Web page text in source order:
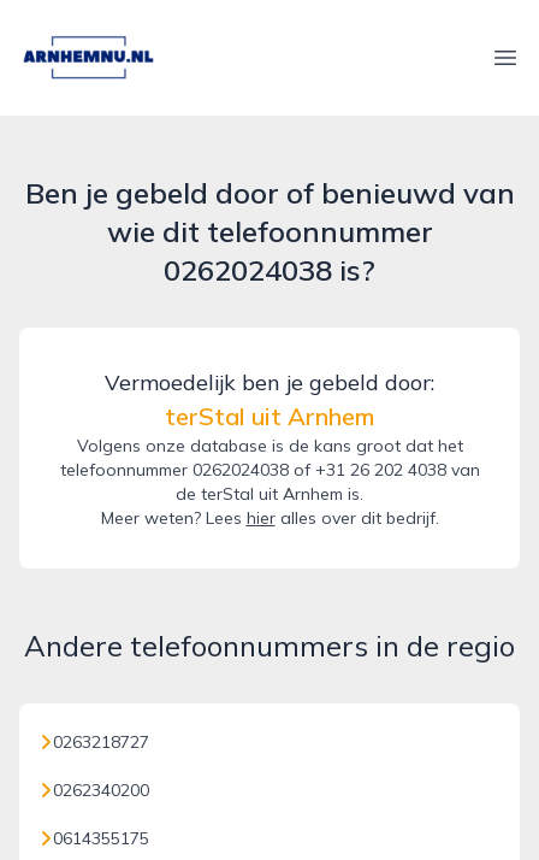
arnhemnu.nl
Ben je gebeld door of benieuwd van
wie dit telefoonnummer
0262024038 is?
Vermoedelijk ben je gebeld door:
terStal uit Arnhem
Volgens onze database is de kans groot dat het
telefoonnummer 0262024038 of +31 26 202 4038 van
de terStal uit Arnhem is.
Meer weten? Lees hieralles over dit bedrijf.
Andere telefoonnummers in de regio
0263218727
0262340200
0614355175